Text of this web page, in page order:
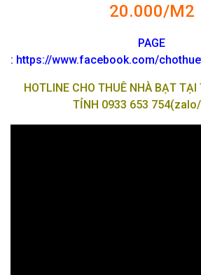
20.000/M2
PAGE
: https://www.facebook.com/
HOTLINE CHO THUÊ NHÀ BẠT TẠI
TỈNH 0933 653